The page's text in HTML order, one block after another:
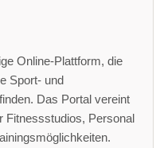
Online-Plattform, die
Sport- und
Das Portal vereint
Fitnessstudios, Personal